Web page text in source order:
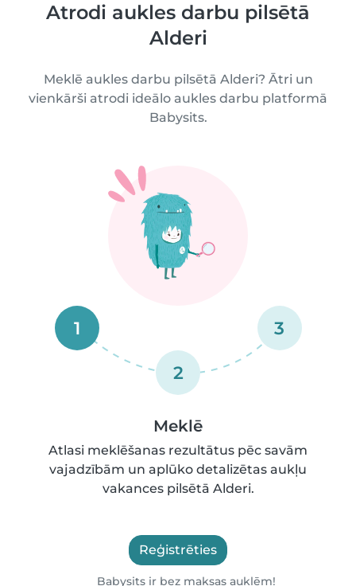
Atrodi aukles darbu pilsētā
Alderi
Meklē aukles darbu pilsētā Alderi? Ātri un
vienkārši atrodi ideālo aukles darbu platformā
Babysits.
1
2
3
Meklē
Atlasi meklēšanas rezultātus pēc savām
vajadzībām un aplūko detalizētas aukļu
vakances pilsētā Alderi.
Reģistrēties
Babysits ir bez maksas auklēm!